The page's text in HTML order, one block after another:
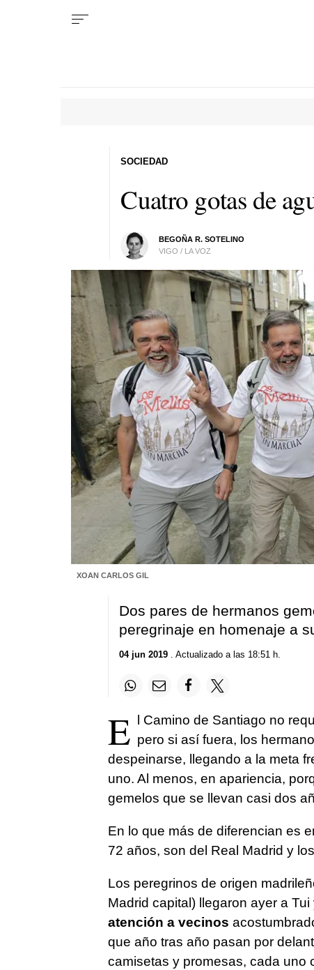
Cuatro gotas de
BEGOÑA R. SOTELINO
VIGO / LA VOZ
SOCIEDAD
XOAN CARLOS GIL
Dos pares de hermanos
peregrinaje en homenaje a
04 jun 2019. Actualizado a las 18:51 h.
E
l Camino de Santiago no
pero si así fuera, los
despeinarse, llegando a la meta
uno. Al menos, en apariencia,
gemelos que se llevan casi dos
En lo que más de diferencian es
72 años, son del Real Madrid y
Los peregrinos de origen
Madrid capital) llegaron ayer a Tui
atención a vecinos
que año tras año pasan por
camisetas y promesas, cada uno